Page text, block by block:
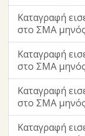
Καταγραφή
στο ΣΜΑ
Καταγραφή
στο ΣΜΑ
Καταγραφή
στο ΣΜΑ
Καταγραφή